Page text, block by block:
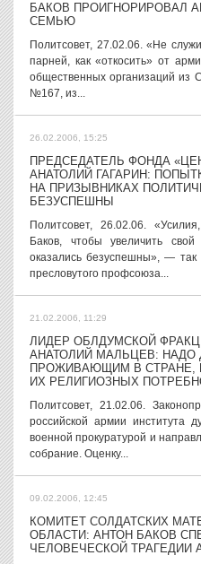
БАКОВ ПРОИГНОРИРОВАЛ
СЕМЬЮ
Политсовет, 27.02.06. «Не
парней, как «откосить» от
общественных организаций из
№167, из...
26.02.2006, 15:25
ПРЕДСЕДАТЕЛЬ ФОНДА
АНАТОЛИЙ ГАГАРИН:
НА ПРИЗЫВНИКАХ
БЕЗУСПЕШНЫ
Политсовет, 26.02.06.
Баков, чтобы увеличить
оказались безуспешны», — так
пресловутого профсоюза...
21.02.2006, 11:29
ЛИДЕР ОБЛДУМСКОЙ
АНАТОЛИЙ МАЛЬЦЕВ: НАДО
ПРОЖИВАЮЩИМ В СТРАНЕ,
ИХ РЕЛИГИОЗНЫХ
Политсовет, 21.02.06.
российской армии института
военной прокуратурой и
собрание. Оценку...
09.02.2006, 12:45
КОМИТЕТ СОЛДАТСКИХ
ОБЛАСТИ: АНТОН БАКОВ
ЧЕЛОВЕЧЕСКОЙ ТРАГЕДИИ